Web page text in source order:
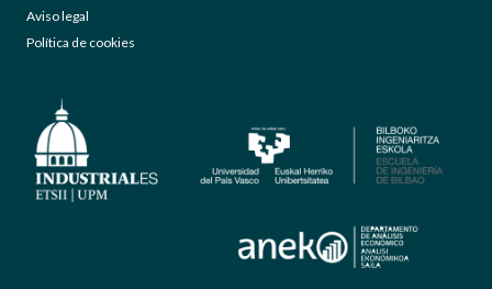
Aviso legal
Política de cookies